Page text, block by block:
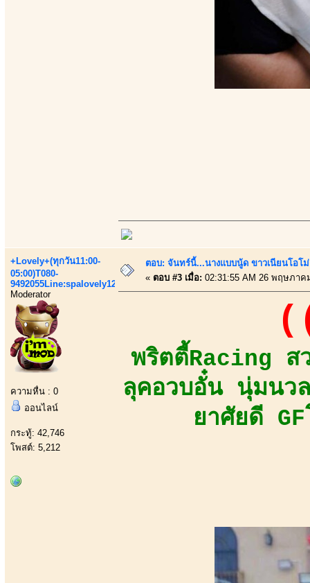
+Lovely+(ทุกวัน11:00-
05:00)T080-
9492055Line:spalovely123
Moderator
ความหื่น : 0
ออนไลน์
กระทู้: 42,746
โพสต์: 5,212
ตอบ: จันทร์นี้...นางแบบนู้ด ขาวเนียนโอโ
« ตอบ #3 เมื่อ: 02:31:55 AM 26 พฤษภาค
พริตตี้Racing ส
ลุคอวบอั๋น นุ่มนว
ยาศัยดี